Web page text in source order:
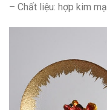
– Chất liệu: hợp kim mạ